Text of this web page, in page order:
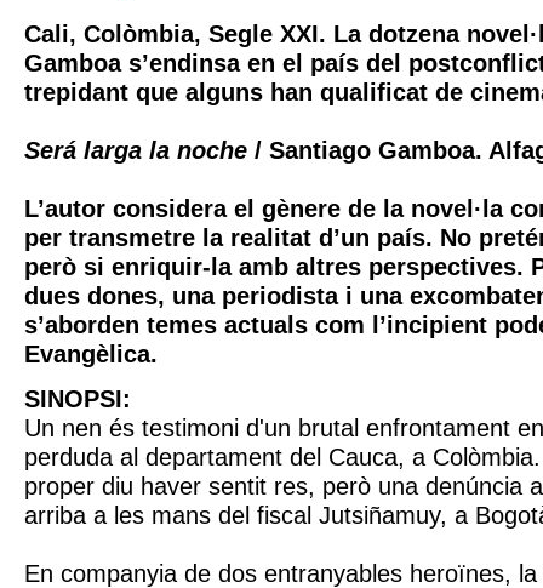
Cali, Colòmbia, Segle XXI. La dotzena
Gamboa s’endinsa en el país del
trepidant que alguns han qualificat de
Será larga la noche / Santiago Gamboa.
L’autor considera el gènere de la novel·la
per transmetre la realitat d’un país. No
però si enriquir-la amb altres perspectives.
dues dones, una periodista i una
s’aborden temes actuals com l’incipient
Evangèlica.
SINOPSI:
Un nen és testimoni d'un brutal enfrontament
perduda al departament del Cauca, a
proper diu haver sentit res, però una denúncia
arriba a les mans del fiscal Jutsiñamuy, a
En companyia de dos entranyables heroïnes,